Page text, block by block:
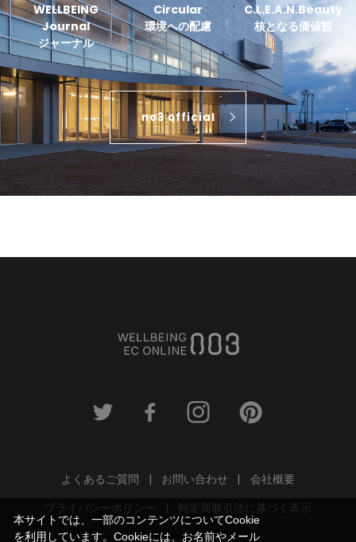
WELLBEING
Journal
ジャーナル
Circular
環境への配慮
C.L.E.A.N.Beauty
核となる価値観
no3 official
よくあるご質問 お問い合わせ
会社概要
プライバシーポリシー
特定商取引法に基づく表示
本サイトでは、一部のコンテンツについてCookie
を利用しています。Cookieには、お名前やメール